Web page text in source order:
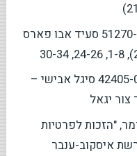
רשות: ע"ע (ארצי) 51270-12-19 סעיד אבו פארס
רשות: סע"ש (ת"א) 42405-02-21 סיגל אבישי –
צור יגאל
"הזכות לפרטיות
איסקוב-ענבר